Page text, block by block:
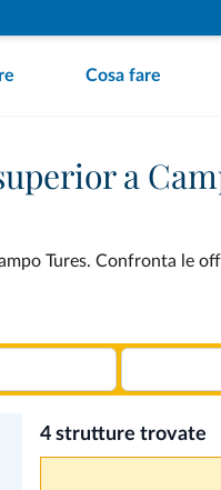
Cosa fare
a
Tures. Confronta le
4 strutture trovate